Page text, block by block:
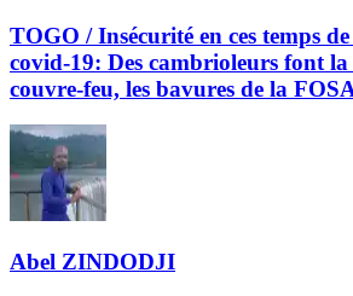
TOGO / Insécurité en ces temps
covid-19: Des cambrioleurs font
couvre-feu, les bavures de la
Abel ZINDODJI